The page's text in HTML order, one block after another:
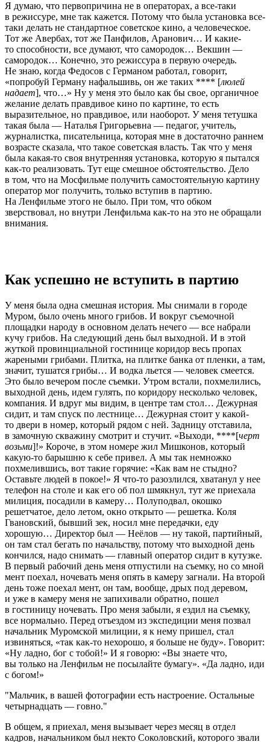
Я думаю, что первопричина не в операторах, а все-таки
в режиссуре, мне так кажется. Потому что была установка все-
таки делать не стандартное советское кино, а человеческое.
Тот же Авербах, тот же Панфилов, Аранович… И какие-
то способности, все думают, что самородок… Векшин —
самородок… Конечно, это режиссура в первую очередь.
Не знаю, когда Федосов с Германом работал, говорит,
«попробуй Герману нафальшивь, он же таких **** [люлей
надает], что…» Ну у меня это было как бы свое, органичное
желание делать правдивое кино по картине, то есть
выразительное, но правдивое, или наоборот. У меня тетушка
такая была — Наталья Григорьевна — педагог, учитель,
журналистка, писательница, которая мне в достаточно раннем
возрасте сказала, что такое советская власть. Так что у меня
была какая-то своя внутренняя установка, которую я пытался
как-то реализовать. Тут еще смешное обстоятельство. Дело
в том, что на Мосфильме получить самостоятельную картину
оператор мог получить, только вступив в партию.
На Ленфильме этого не было. При том, что обком
зверствовал, но внутри Ленфильма как-то на это не обращали
внимания.
Как успешно не вступить в партию
У меня была одна смешная история. Мы снимали в городе
Муром, было очень много грибов. И вокруг съемочной
площадки народу в основном делать нечего — все набрали
кучу грибов. На следующий день был выходной. И в этой
жуткой провинциальной гостинице коридор весь пропах
жареными грибами. Плитка, на плитке банка от пленки, а там,
значит, тушатся грибы… И водка льется — человек смеется.
Это было вечером после съемки. Утром встали, похмелились,
выходной день, идем гулять, по коридору несколько человек,
компания. И вдруг мы видим, в центре там стол… Дежурная
сидит, и там спуск по лестнице… Дежурная стоит у какой-
то двери в номер, который рядом с ней. Задницу отставила,
в замочную скважину смотрит и стучит. «Выходи, ****[черт
возьми]!» Короче, в этом номере жил Мишконов, который
какую-то барышню к себе привел. А мы так немножко
похмелившись, вот такие горячие: «Как вам не стыдно?
Оставьте людей в покое!» Я что-то разозлился, хватанул у нее
телефон на столе и как его об пол шмякнул, тут же приехала
милиция, посадили в камеру… Полуподвал, окошко
решетчатое, дело летом, окно открыто — решетка. Коля
Гвановский, бывший зек, носил мне передачки, еду
хорошую… Директор был — Неёлов — ну такой, партийный,
он там стал бегать по начальству, потому что выходной день
кончился, надо снимать — главный оператор сидит в кутузке.
В первый рабочий день меня отпустили на съемку, но со мной
мент поехал, ночевать меня опять в камеру загнали. На второй
день тоже поехал мент, он там, вообще, дрых под деревом,
и уже в камеру меня не запихивали обратно, пошел
в гостиницу ночевать. Про меня забыли, я ездил на съемку,
все нормально. Перед отъездом из экспедиции меня позвал
начальник Муромской милиции, я к нему пришел, стал
извиняться, «так как-то нехорошо, я больше не буду». Говорит:
«Ну ладно, бог с тобой!» И я говорю: «Вы знаете что,
вы только на Ленфильм не посылайте бумагу». «Да ладно, иди
с богом!»
Мальчик, в вашей фотографии есть настроение. Остальные
четырнадцать — говно.
В общем, я приехал, меня вызывает через месяц в отдел
кадров, начальником был некто Соколовский, которого звали